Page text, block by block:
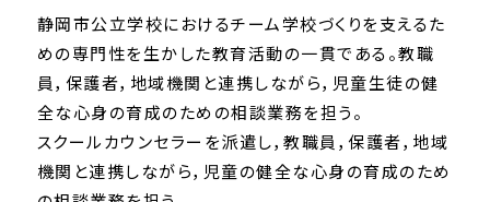
静岡市公立学校におけるチーム学校づくりを支えるた
めの専門性を生かした教育活動の一貫である。教職
員，保護者，地域機関と連携しながら，児童生徒の健
全な心身の育成のための相談業務を担う。
スクールカウンセラーを派遣し，教職員，保護者，地域
機関と連携しながら，児童の健全な心身の育成のため